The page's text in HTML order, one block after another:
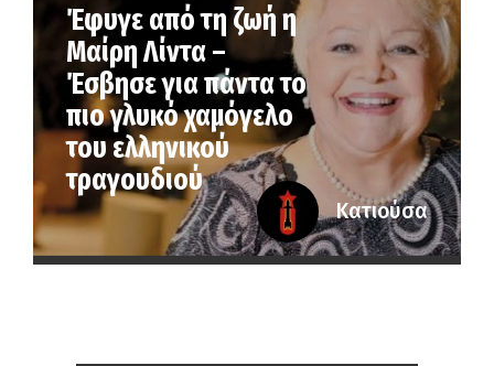
Έφυγε από τη ζωή η
Μαίρη Λίντα –
Έσβησε για πάντα το
πιο γλυκό χαμόγελο
του ελληνικού
τραγουδιού
Κατιούσα